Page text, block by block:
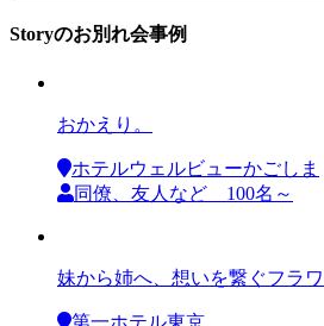
Storyのお別れ会事例
おかえり。
ホテルウェルビューかごしま
同僚、友人など 100名～
妹から姉へ、想いを繋ぐフラ